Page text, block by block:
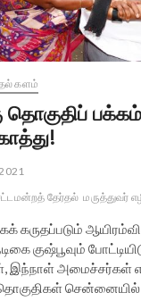
களம்
தேர்தல் மருத்துவர்
கருதப்படும்
குஷ்பூவும்
இந்நாள் அமைச்சர்கள்
சென்னையில்